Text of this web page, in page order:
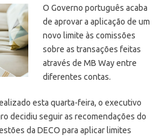
O Governo português acaba
de aprovar a aplicação de um
novo limite às comissões
sobre as transações feitas
através de MB Way entre
diferentes contas.
esta quarta-feira, o executivo
decidiu seguir as recomendações do
da DECO para aplicar limites